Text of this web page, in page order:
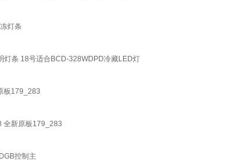
灯条
灯条 18号适合BCD-328WDPD冷藏LED灯
板179_283
全新原板179_283
控制主